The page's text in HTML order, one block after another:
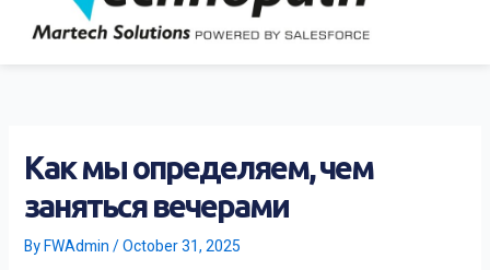
Как мы определяем, чем
заняться вечерами
ByFWAdmin/October 31, 2025